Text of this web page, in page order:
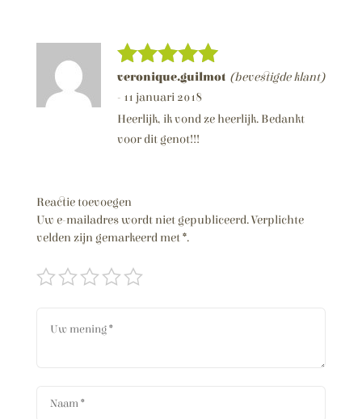
Score5
van 5
veronique.guilmot (bevestigde klant)
- 11 januari 2018
Heerlijk, ik vond ze heerlijk. Bedankt
voor dit genot!!!
Reactie toevoegen
Uw e-mailadres wordt niet gepubliceerd.Verplichte
velden zijn gemarkeerd met*.